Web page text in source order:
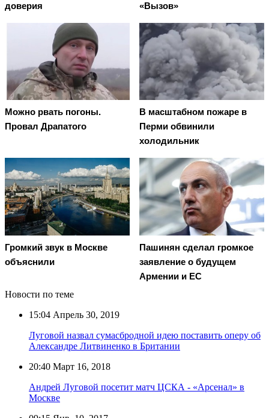
доверия
«Вызов»
Можно рвать погоны.
Провал Драпатого
В масштабном пожаре в
Перми обвинили
холодильник
Громкий звук в Москве
объяснили
Пашинян сделал громкое
заявление о будущем
Армении и ЕС
Новости по теме
15:04 Апрель 30, 2019
Луговой назвал сумасбродной идею поставить оперу об
Александре Литвиненко в Британии
20:40 Март 16, 2018
Андрей Луговой посетит матч ЦСКА - «Арсенал» в
Москве